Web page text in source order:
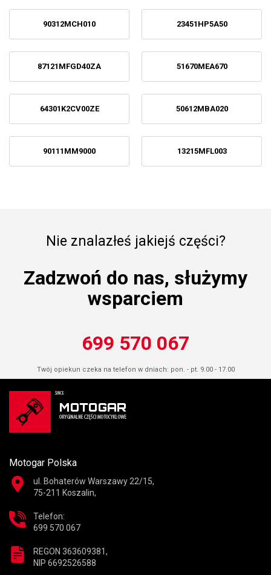
90312MCH010 23451HP5A50
87121MFGD40ZA 51670MEA670
64301K2CV00ZE 50612MBA020
90111MM9000 13215MFL003
Nie znalazłeś jakiejś części?
Zadzwoń do nas, służymy
wsparciem
699 570 067
Twój opiekun czeka na telefon w dniach: pon. - pt. 9.00 - 17.00
Motogar Polska
ul. Bohaterów Warszawy 22/15,
75-211 Koszalin,
Telefon:
699 570 067
REGON 363609381,
NIP 6692526588